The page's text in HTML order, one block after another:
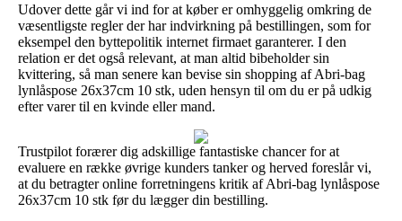
Udover dette går vi ind for at køber er omhyggelig omkring de
væsentligste regler der har indvirkning på bestillingen, som for
eksempel den byttepolitik internet firmaet garanterer. I den
relation er det også relevant, at man altid bibeholder sin
kvittering, så man senere kan bevise sin shopping af Abri-bag
lynlåspose 26x37cm 10 stk, uden hensyn til om du er på udkig
efter varer til en kvinde eller mand.
Trustpilot forærer dig adskillige fantastiske chancer for at
evaluere en række øvrige kunders tanker og herved foreslår vi,
at du betragter online forretningens kritik af Abri-bag lynlåspose
26x37cm 10 stk før du lægger din bestilling.